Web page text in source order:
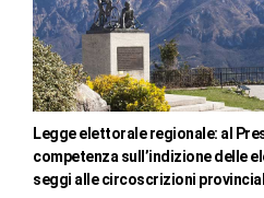
Legge elettorale regionale: al
competenza sull’indizione delle
seggi alle circoscrizioni